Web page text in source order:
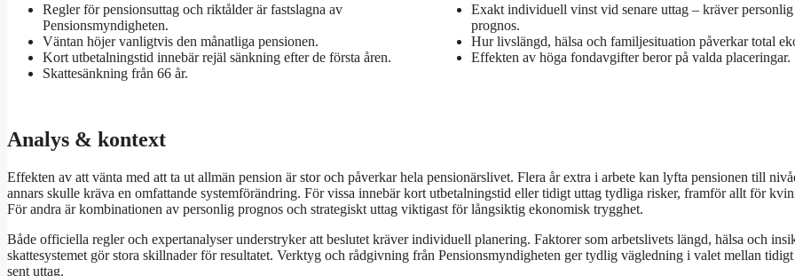
Regler för pensionsuttag och riktålder är fastslagna av
Pensionsmyndigheten.
Väntan höjer vanligtvis den månatliga pensionen.
Kort utbetalningstid innebär rejäl sänkning efter de första åren.
Skattesänkning från 66 år.
Exakt individuell vinst vid senare uttag – kräver personlig
prognos.
Hur livslängd, hälsa och familjesituation påverkar total
Effekten av höga fondavgifter beror på valda placeringar.
Analys & kontext
Effekten av att vänta med att ta ut allmän pension är stor och påverkar hela pensionärslivet. Flera år extra i arbete kan lyfta pensionen till
annars skulle kräva en omfattande systemförändring. För vissa innebär kort utbetalningstid eller tidigt uttag tydliga risker, framför allt för
För andra är kombinationen av personlig prognos och strategiskt uttag viktigast för långsiktig ekonomisk trygghet.
Både officiella regler och expertanalyser understryker att beslutet kräver individuell planering. Faktorer som arbetslivets längd, hälsa och
skattesystemet gör stora skillnader för resultatet. Verktyg och rådgivning från Pensionsmyndigheten ger tydlig vägledning i valet mellan
sent uttag.